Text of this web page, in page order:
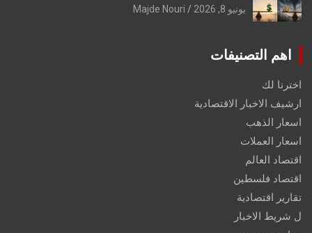
يونيو 8, 2026 Majde Nouri
اهم التصنيفات
اخترنا لك
ارشيف الاخبار الاقتصادية
اسعار الذهب
اسعار العملات
اقتصاد العالم
اقتصاد فلسطين
تقارير اقتصادية
ل شريط الاخبار